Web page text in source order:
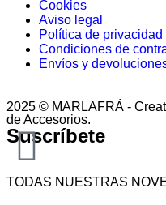
Cookies
Aviso legal
Política de privacidad
Condiciones de
Envíos y
2025 © MARLAFRÁ -
de Accesorios.
Suscríbete
TODAS NUESTRAS